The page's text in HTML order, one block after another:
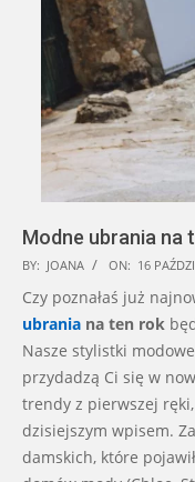
Modne ubrania na
2025-
10-
16
BY: JOANA ON: 16
Czy poznałaś już
ubrania na ten rok
Nasze stylistki
przydadzą Ci się w
trendy z pierwszej
dzisiejszym wpisem.
damskich, które